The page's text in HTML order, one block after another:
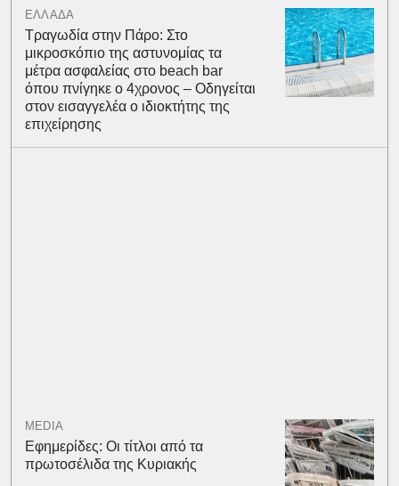
ΕΛΛΑΔΑ
Τραγωδία στην Πάρο: Στο
μικροσκόπιο της αστυνομίας τα
μέτρα ασφαλείας στο beach bar
όπου πνίγηκε ο 4χρονος – Οδηγείται
στον εισαγγελέα ο ιδιοκτήτης της
επιχείρησης
MEDIA
Εφημερίδες: Οι τίτλοι από τα
πρωτοσέλιδα της Κυριακής